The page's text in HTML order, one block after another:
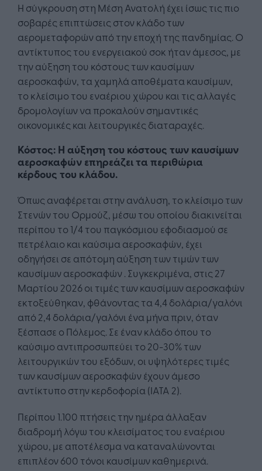
Η σύγκρουση στη Μέση Ανατολή έχει ίσως τις πιο
σοβαρές επιπτώσεις στον κλάδο των
αερομεταφορών από την εποχή της πανδημίας. Ο
αντίκτυπος του ενεργειακού σοκ ήταν άμεσος, με
την αύξηση του κόστους των καυσίμων
αεροσκαφών, τα χαμηλά αποθέματα καυσίμων,
το κλείσιμο του εναέριου χώρου και τις αλλαγές
δρομολογίων να προκαλούν σημαντικές
οικονομικές και λειτουργικές διαταραχές.
Κόστος: Η αύξηση του κόστους των καυσίμων
αεροσκαφών επηρεάζει τα περιθώρια
κέρδους του κλάδου.
Όπως αναφέρεται στην ανάλυση, το κλείσιμο των
Στενών του Ορμούζ, μέσω του οποίου διακινείται
περίπου το 1/4 του παγκόσμιου εφοδιασμού σε
πετρέλαιο και καύσιμα αεροσκαφών, έχει
οδηγήσει σε απότομη αύξηση των τιμών των
καυσίμων αεροσκαφών . Συγκεκριμένα, στις 27
Μαρτίου 2026 οι τιμές των καυσίμων αεροσκαφών
εκτοξεύθηκαν, φθάνοντας τα 4,4 δολάρια/γαλόνι
από 2,4 δολάρια/γαλόνι ένα μήνα πριν, όταν
ξέσπασε ο Πόλεμος. Σε έναν κλάδο όπου το
καύσιμο αντιπροσωπεύει το 20-30% των
λειτουργικών του εξόδων, οι υψηλότερες τιμές
των καυσίμων αεροσκαφών έχουν άμεσο
αντίκτυπο στην κερδοφορία (IATA 2).
Περίπου 1.100 πτήσεις την ημέρα άλλαξαν
διαδρομή λόγω του κλεισίματος του εναέριου
χώρου, με αποτέλεσμα να καταναλώνονται
επιπλέον 600 τόνοι καυσίμων καθημερινά.